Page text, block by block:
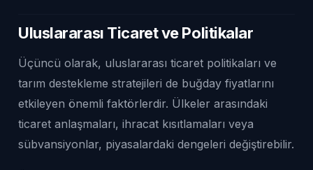
Uluslararası Ticaret ve Politikalar
Üçüncü olarak, uluslararası ticaret politikaları ve
tarım destekleme stratejileri de buğday fiyatlarını
etkileyen önemli faktörlerdir. Ülkeler arasındaki
ticaret anlaşmaları, ihracat kısıtlamaları veya
sübvansiyonlar, piyasalardaki dengeleri değiştirebilir.